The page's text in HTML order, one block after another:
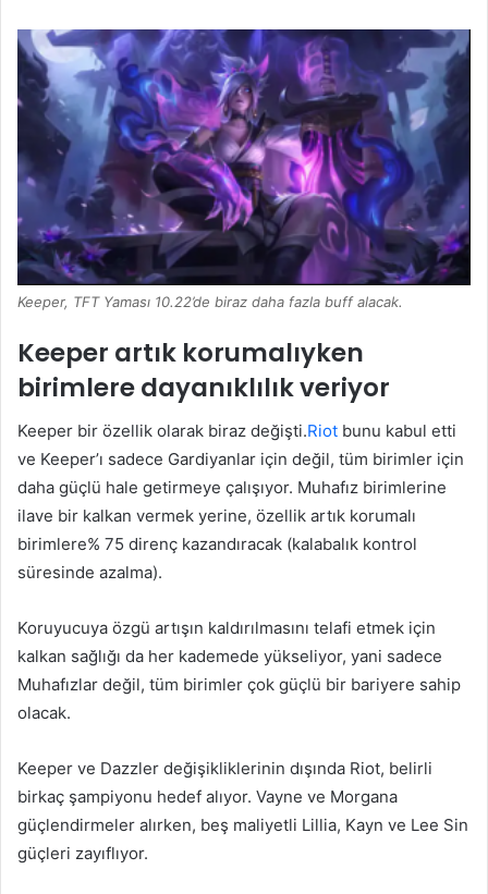
Keeper, TFT Yaması 10.22’de biraz daha fazla buff alacak.
Keeper artık korumalıyken
birimlere dayanıklılık veriyor
Keeper bir özellik olarak biraz değişti.Riot bunu kabul etti
ve Keeper’ı sadece Gardiyanlar için değil, tüm birimler için
daha güçlü hale getirmeye çalışıyor. Muhafız birimlerine
ilave bir kalkan vermek yerine, özellik artık korumalı
birimlere% 75 direnç kazandıracak (kalabalık kontrol
süresinde azalma).
Koruyucuya özgü artışın kaldırılmasını telafi etmek için
kalkan sağlığı da her kademede yükseliyor, yani sadece
Muhafızlar değil, tüm birimler çok güçlü bir bariyere sahip
olacak.
Keeper ve Dazzler değişikliklerinin dışında Riot, belirli
birkaç şampiyonu hedef alıyor. Vayne ve Morgana
güçlendirmeler alırken, beş maliyetli Lillia, Kayn ve Lee Sin
güçleri zayıflıyor.